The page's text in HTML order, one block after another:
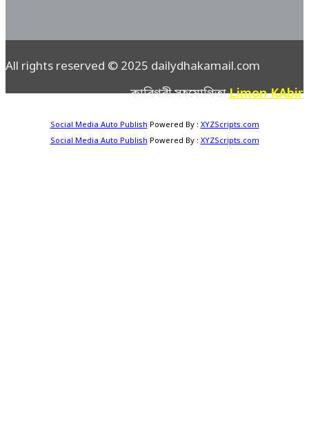
All rights reserved © 2025 dailydhakamail.com
কারিগরী সহযোগিতাLimon KAbir
Social Media Auto Publish Powered By : XYZScripts.com
Social Media Auto Publish Powered By : XYZScripts.com